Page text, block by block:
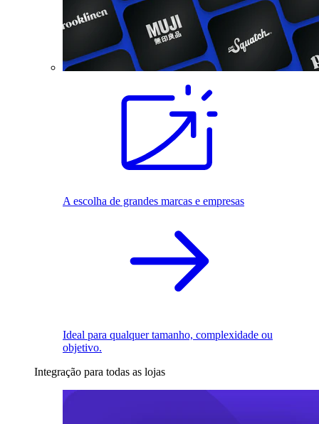
A escolha de grandes marcas e empresas
Ideal para qualquer tamanho, complexidade ou
objetivo.
Integração para todas as lojas